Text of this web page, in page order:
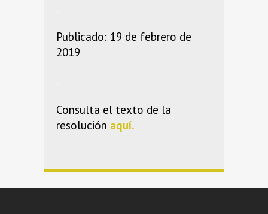
Publicado: 19 de febrero de
2019
Consulta el texto de la
resolución aquí.